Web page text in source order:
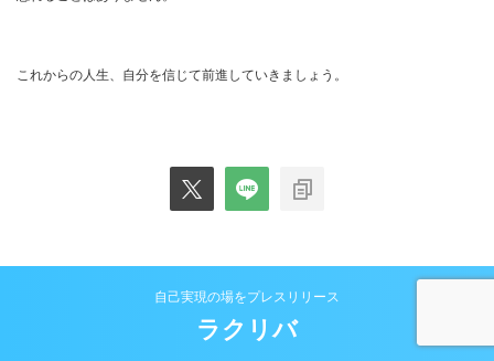
これからの人生、自分を信じて前進していきましょう。
自己実現の場をプレスリリース
ラクリバ